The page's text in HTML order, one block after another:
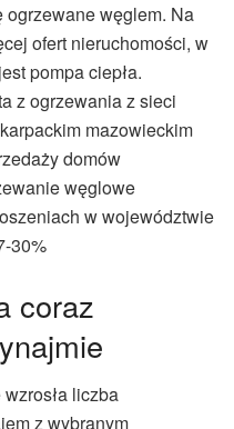
węglem. Na
ofert nieruchomości, w
jest pompa ciepła.
z ogrzewania z sieci
mazowieckim
domów
węglowe
w województwie
30%
coraz
liczba
z wybranym